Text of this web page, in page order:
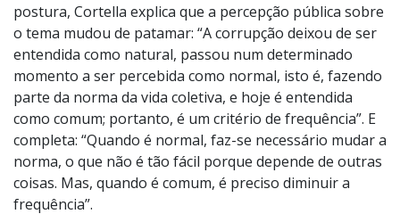
"O que há no mundo da vida são pessoas. E seja qual
for o sistema, sempre haverá a possibilidade de dizer:
‘Este jogo, eu não jogo’", defende Clóvis. Sobre essa
postura, Cortella explica que a percepção pública sobre
o tema mudou de patamar: “A corrupção deixou de ser
entendida como natural, passou num determinado
momento a ser percebida como normal, isto é, fazendo
parte da norma da vida coletiva, e hoje é entendida
como comum; portanto, é um critério de frequência”. E
completa: “Quando é normal, faz-se necessário mudar a